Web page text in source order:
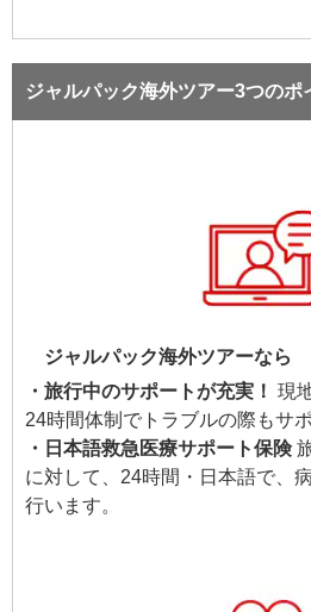
ジャルパック海外ツアー3つのポ
ジャルパック海外ツアーなら
・旅行中のサポートが充実！ 現
24時間体制でトラブルの際もサ
・日本語救急医療サポート保険
に対して、24時間・日本語で、
行います。